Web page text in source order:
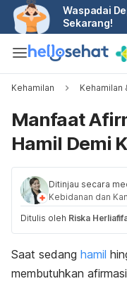
Waspadai
Sekarang!
Kehamilan Kehamilan
Manfaat
Hamil Demi
Ditinjau secara
Kebidanan dan
Ditulis oleh Riska
Saat sedang hamil
membutuhkan